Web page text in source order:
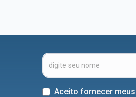
Aceito fornecer